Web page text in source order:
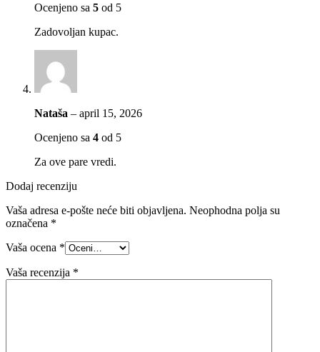
Ocenjeno sa 5 od 5
Zadovoljan kupac.
Nataša – april 15, 2026
Ocenjeno sa 4 od 5
Za ove pare vredi.
Dodaj recenziju
Vaša adresa e-pošte neće biti objavljena. Neophodna polja su
označena *
Vaša ocena *
Vaša recenzija *